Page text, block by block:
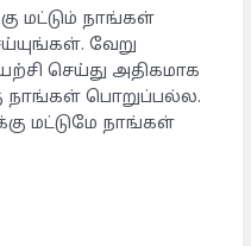
மட்டும் நாங்கள்
வேறு
செய்து அதிகமாக
பொறுப்பல்ல.
மட்டுமே நாங்கள்